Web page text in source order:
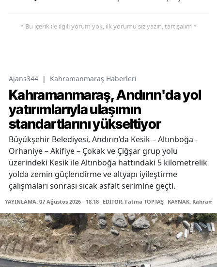
* Bu içerik ile ilgili yorum yok, ilk yorumu siz yazın, tartışalım *
Ajans344 | Kahramanmaraş Haberleri
Kahramanmaraş, Andırın'da yol
yatırımlarıyla ulaşımın
standartlarını yükseltiyor
Büyükşehir Belediyesi, Andırın’da Kesik – Altınboğa -
Orhaniye – Akifiye – Çokak ve Çiğşar grup yolu
üzerindeki Kesik ile Altınboğa hattındaki 5 kilometrelik
yolda zemin güçlendirme ve altyapı iyileştirme
çalışmaları sonrası sıcak asfalt serimine geçti.
YAYINLAMA: 07 Ağustos 2026 - 18:18 EDİTÖR: Fatma TOPTAŞ KAYNAK: